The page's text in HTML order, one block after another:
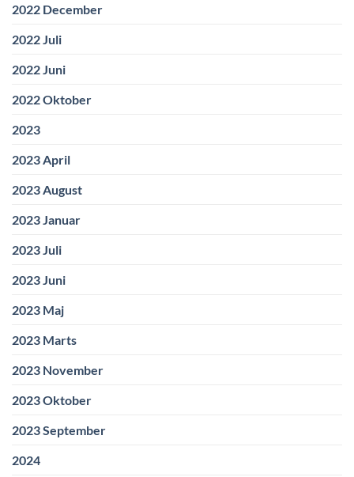
2022 December
2022 Juli
2022 Juni
2022 Oktober
2023
2023 April
2023 August
2023 Januar
2023 Juli
2023 Juni
2023 Maj
2023 Marts
2023 November
2023 Oktober
2023 September
2024